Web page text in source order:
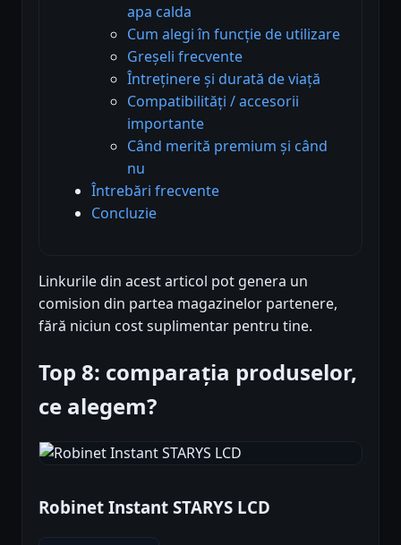
apa calda
Cum alegi în funcție de utilizare
Greșeli frecvente
Întreținere și durată de viață
Compatibilități / accesorii
importante
Când merită premium și când
nu
Întrebări frecvente
Concluzie
Linkurile din acest articol pot genera un
comision din partea magazinelor partenere,
fără niciun cost suplimentar pentru tine.
Top 8: comparația produselor,
ce alegem?
Robinet Instant STARYS LCD